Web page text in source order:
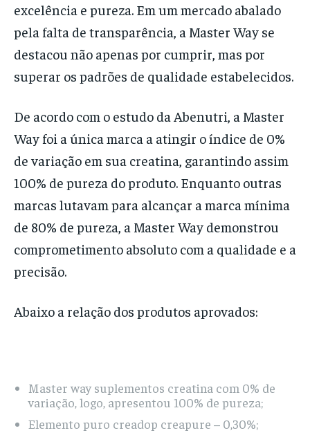
excelência e pureza. Em um mercado abalado
pela falta de transparência, a Master Way se
destacou não apenas por cumprir, mas por
superar os padrões de qualidade estabelecidos.
De acordo com o estudo da Abenutri, a Master
Way foi a única marca a atingir o índice de 0%
de variação em sua creatina, garantindo assim
100% de pureza do produto. Enquanto outras
marcas lutavam para alcançar a marca mínima
de 80% de pureza, a Master Way demonstrou
comprometimento absoluto com a qualidade e a
precisão.
Abaixo a relação dos produtos aprovados:
Master way suplementos creatina com 0% de
variação, logo, apresentou 100% de pureza;
Elemento puro creadop creapure – 0,30%;